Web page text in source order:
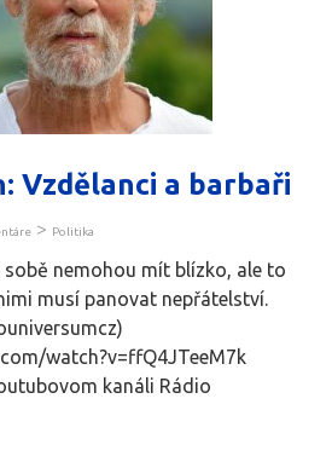
Vzdělanci a barbaři
> Politika
nemohou mít blízko, ale to
musí panovat nepřátelství.
watch?v=ffQ4JTeeM7k
kanáli Rádio